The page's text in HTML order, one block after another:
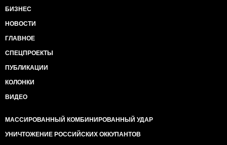
БИЗНЕС
НОВОСТИ
ГЛАВНОЕ
СПЕЦПРОЕКТЫ
ПУБЛИКАЦИИ
КОЛОНКИ
ВИДЕО
МАССИРОВАННЫЙ КОМБИНИРОВАННЫЙ УДАР
УНИЧТОЖЕНИЕ РОССИЙСКИХ ОККУПАНТОВ